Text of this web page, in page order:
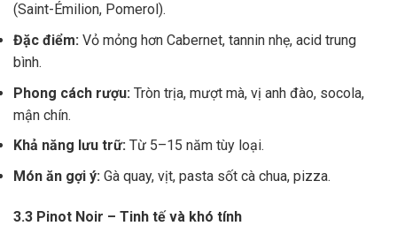
(Saint-Émilion, Pomerol).
Đặc điểm: Vỏ mỏng hơn Cabernet, tannin nhẹ, acid trung
bình.
Phong cách rượu: Tròn trịa, mượt mà, vị anh đào, socola,
mận chín.
Khả năng lưu trữ: Từ 5–15 năm tùy loại.
Món ăn gợi ý: Gà quay, vịt, pasta sốt cà chua, pizza.
3.3 Pinot Noir – Tinh tế và khó tính